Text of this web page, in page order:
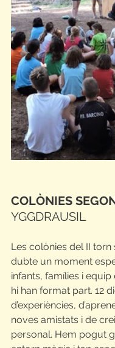
COLÒNIES
YGGDRAUSIL
Les colònies del II torn
dubte un moment
infants, famílies i
hi han format part. 12
d’experiències,
noves amistats i de
personal. Hem pogut